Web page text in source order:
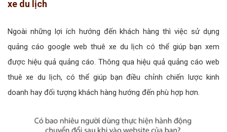
xe du lịch
Ngoài những lợi ích hướng đến khách hàng thì việc sử dụng
quảng cáo google web thuê xe du lịch có thể giúp bạn xem
được hiệu quả quảng cáo. Thông qua hiệu quả quảng cáo web
thuê xe du lịch, có thể giúp bạn điều chỉnh chiến lược kinh
doanh hay đối tượng khách hàng hướng đến phù hợp hơn.